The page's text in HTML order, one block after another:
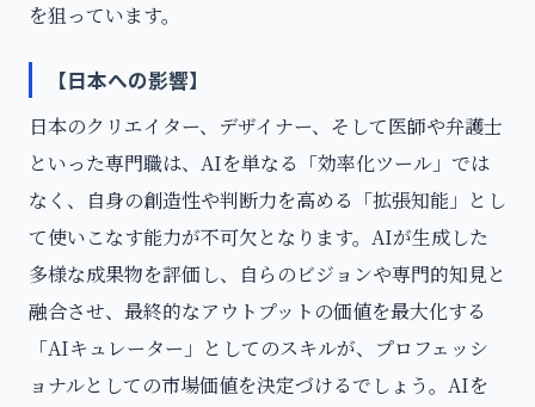
を狙っています。
【日本への影響】
日本のクリエイター、デザイナー、そして医師や弁護士
といった専門職は、AIを単なる「効率化ツール」では
なく、自身の創造性や判断力を高める「拡張知能」とし
て使いこなす能力が不可欠となります。AIが生成した
多様な成果物を評価し、自らのビジョンや専門的知見と
融合させ、最終的なアウトプットの価値を最大化する
「AIキュレーター」としてのスキルが、プロフェッシ
ョナルとしての市場価値を決定づけるでしょう。AIを